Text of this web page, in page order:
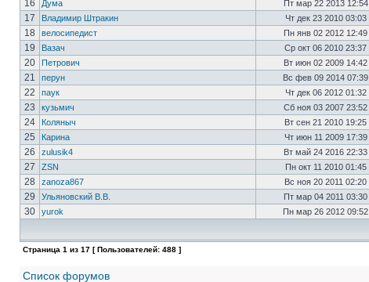
16
Дума Пт мар 22 2013 12:54
17
Владимир Штракин Чт дек 23 2010 03:03
18
велосипедист Пн янв 02 2012 12:49
19
Вазач Ср окт 06 2010 23:37
20
Петрович Вт июн 02 2009 14:42
21
перун Вс фев 09 2014 07:39
22
паук Чт дек 06 2012 01:32
23
кузьмич Сб ноя 03 2007 23:52
24
Коляныч Вт сен 21 2010 19:25
25
Карина Чт июн 11 2009 17:39
26
zulusik4 Вт май 24 2016 22:33
27
ZSN Пн окт 11 2010 01:45
28
zanoza867 Вс ноя 20 2011 02:20
29
Ульяновский В.В. Пт мар 04 2011 03:30
30
yurok Пн мар 26 2012 09:52
Страница 1 из 17 [ Пользователей: 488 ]
Список форумов